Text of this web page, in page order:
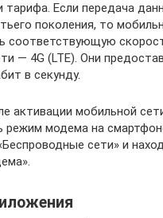
тарифа. Если передача
поколения, то
соответствующую
— 4G (LTE). Они
в секунду.
активации мобильной
режим модема на
сети» и